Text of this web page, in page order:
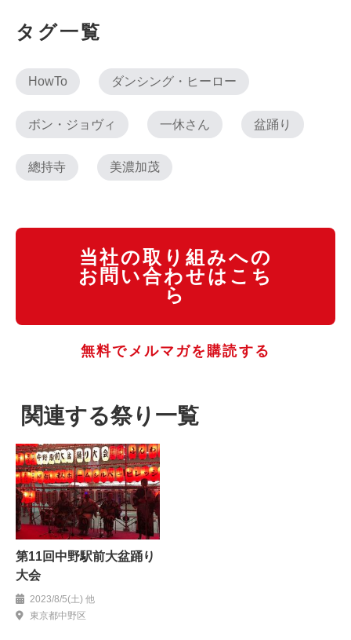
タグ一覧
HowTo ダンシング・ヒーロー
ボン・ジョヴィ 一休さん 盆踊り
總持寺 美濃加茂
当社の取り組みへの
お問い合わせはこち
ら
無料でメルマガを購読する
関連する祭り一覧
第11回中野駅前大盆踊り
大会
2023/8/5(土) 他
東京都中野区